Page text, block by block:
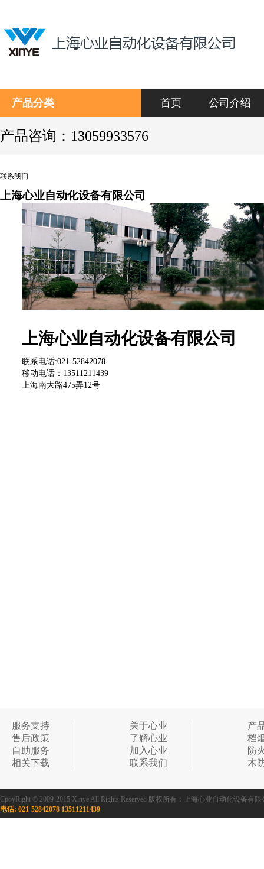
产品分类 首页 公司介绍
产品咨询：13059933576
联系我们
上海心业自动化设备有限公司
关键词：挡烟垂壁 挡烟垂壁
上海心业自动化设备有限公司
联系电话:021-52842078
移动电话：13511211439
上海南大路475弄12号
服务支持
售后政策
自助服务
相关下载
关于心业
了解心业
加入心业
联系我们
产
档
防
木
CpoyRight © 2009-2015 Xinye All Rights Reserved 版权所有：上海心业自动化设备有
电话: 021-52842078 13511211439